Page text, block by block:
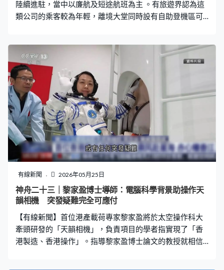
陸續進駐，當中以廉航及短途航班為主 。有旅遊界認為這
類公司的乘客較為年輕，離境大堂同時設有自助登機區可
辦理登機手續，早上起不到身、睡晚了，到達機場見到大
排長龍，大家會緊張。在T2這邊自助機數量非常多，我相
信年輕乘客應該對自助登記反而更方便、更好用。 運輸署
稱港鐵機場快綫機場站連接二號客運大樓的月台已經啟
用，城巴及龍運巴士的機場巴士周三起往機場方向新增二
號客運大樓落客站，而往市區及新界方向的路線維持不
變。
有線新聞 2026年05月25日
神舟二十三｜黎家盈博士導師：電腦科學背景助操作天
韻相機 突發疑難完全可應付
【有線新聞】首位港產載荷專家黎家盈將於太空操作科大
牽頭研發的「天韻相機」，負責項目的學者指實現了「香
港製造、香港操作」。指導黎家盈博士論文的教授就相信